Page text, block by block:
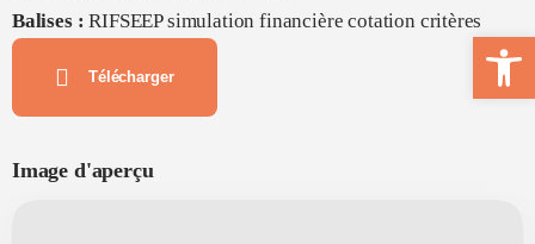
Balises :RIFSEEP simulation financière cotation critères
Télécharger
Image d'aperçu
Ouvrir